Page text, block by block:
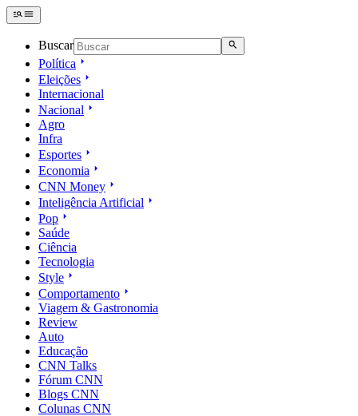
Buscar
Política
Eleições
Internacional
Nacional
Agro
Infra
Esportes
Economia
CNN Money
Inteligência Artificial
Pop
Saúde
Ciência
Tecnologia
Style
Comportamento
Viagem & Gastronomia
Review
Auto
Educação
CNN Talks
Fórum CNN
Blogs CNN
Colunas CNN